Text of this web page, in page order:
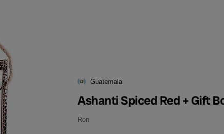
Guatemala
Ashanti Spiced Red + Gift
Ron